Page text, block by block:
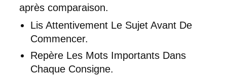
après comparaison.
Lis Attentivement Le Sujet Avant De
Commencer.
Repère Les Mots Importants Dans
Chaque Consigne.